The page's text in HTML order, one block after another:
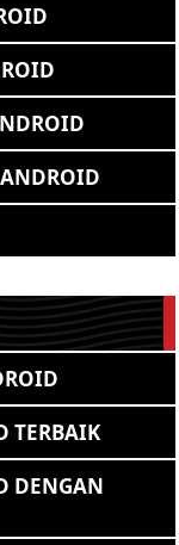
TERBAIK
DENGAN